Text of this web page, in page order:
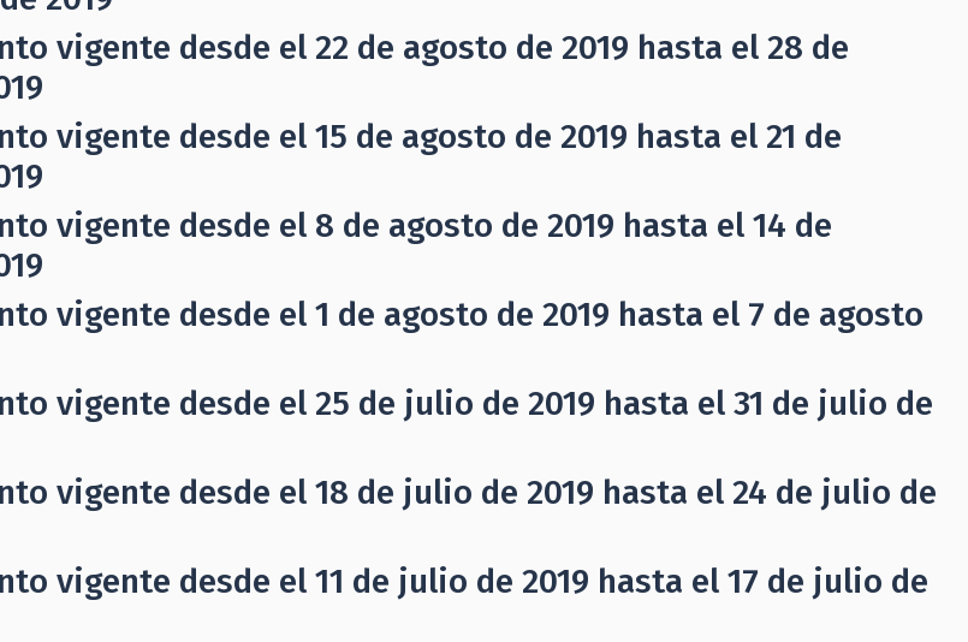
vigente desde el 22 de agosto de 2019 hasta el 28 de
vigente desde el 15 de agosto de 2019 hasta el 21 de
vigente desde el 8 de agosto de 2019 hasta el 14 de
vigente desde el 1 de agosto de 2019 hasta el 7 de agosto
vigente desde el 25 de julio de 2019 hasta el 31 de julio de
vigente desde el 18 de julio de 2019 hasta el 24 de julio de
vigente desde el 11 de julio de 2019 hasta el 17 de julio de